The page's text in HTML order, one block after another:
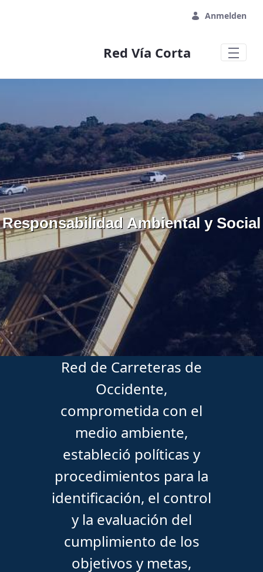
Anmelden
Red Vía Corta
Responsabilidad Ambiental y Social
Red de Carreteras de
Occidente,
comprometida con el
medio ambiente,
estableció políticas y
procedimientos para la
identificación, el control
y la evaluación del
cumplimiento de los
objetivos y metas,